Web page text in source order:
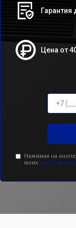
Гарантия
Цена от
Нажимая на
моих